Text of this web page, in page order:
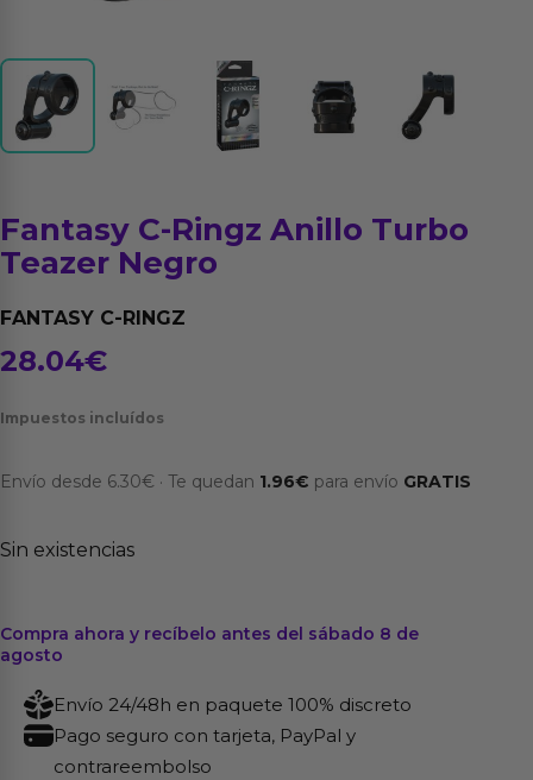
Fantasy C-Ringz Anillo Turbo
Teazer Negro
FANTASY C-RINGZ
28.04€
Impuestos incluídos
Envío desde 6.30€ · Te quedan 1.96€ para envío GRATIS
Sin existencias
Compra ahora y recíbelo antes del sábado 8 de
agosto
Envío 24/48h en paquete 100% discreto
Pago seguro con tarjeta, PayPal y
contrareembolso